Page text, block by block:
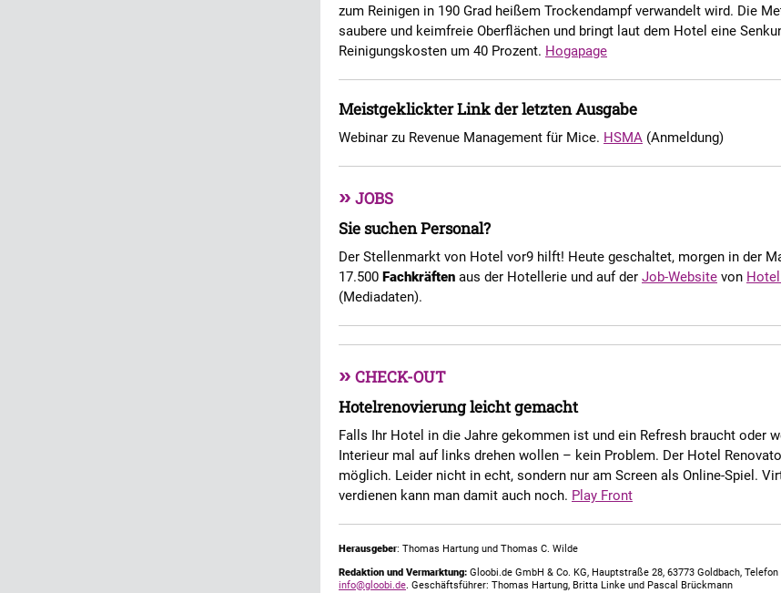
zum Reinigen in 190 Grad heißem Trockendampf verwandelt wird. Die
saubere und keimfreie Oberflächen und bringt laut dem Hotel eine
Reinigungskosten um 40 Prozent. Hogapage
Meistgeklickter Link der letzten Ausgabe
Webinar zu Revenue Management für Mice. HSMA (Anmeldung)
» JOBS
Sie suchen Personal?
Der Stellenmarkt von Hotel vor9 hilft! Heute geschaltet, morgen in der
17.500 Fachkräften aus der Hotellerie und auf der Job-Website von
(Mediadaten).
» CHECK-OUT
Hotelrenovierung leicht gemacht
Falls Ihr Hotel in die Jahre gekommen ist und ein Refresh braucht oder
Interieur mal auf links drehen wollen – kein Problem. Der Hotel
möglich. Leider nicht in echt, sondern nur am Screen als Online-Spiel.
verdienen kann man damit auch noch. Play Front
Herausgeber: Thomas Hartung und Thomas C. Wilde
Redaktion und Vermarktung: Gloobi.de GmbH & Co. KG, Hauptstraße 28, 63773 Goldbach,
info@gloobi.de. Geschäftsführer: Thomas Hartung, Britta Linke und Pascal Brückmann